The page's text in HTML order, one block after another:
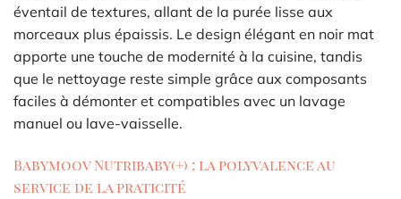
éventail de textures, allant de la purée lisse aux
morceaux plus épaissis. Le design élégant en noir mat
apporte une touche de modernité à la cuisine, tandis
que le nettoyage reste simple grâce aux composants
faciles à démonter et compatibles avec un lavage
manuel ou lave-vaisselle.
Babymoov Nutribaby(+) : la polyvalence au
service de la praticité